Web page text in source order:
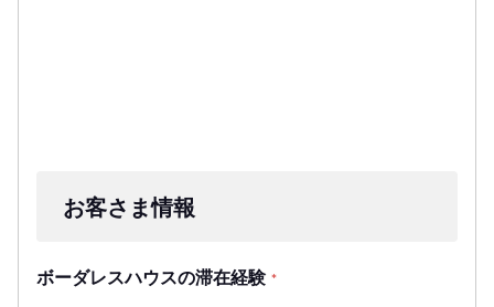
お客さま情報
ボーダレスハウスの滞在経験 *